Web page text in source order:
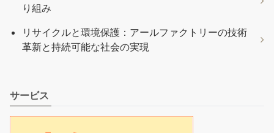
り組み
リサイクルと環境保護：アールファクトリーの技術
革新と持続可能な社会の実現
サービス